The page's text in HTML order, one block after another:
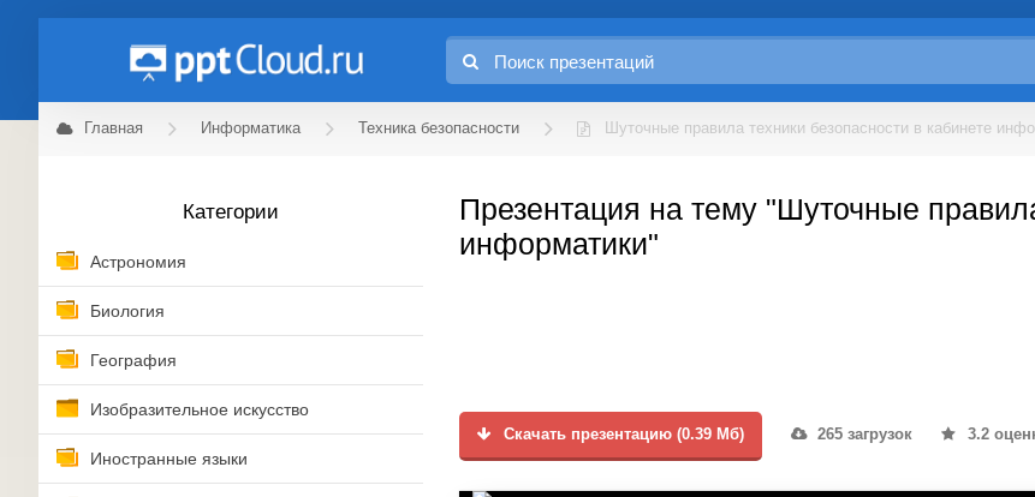
Главная Информатика Техника безопасности Шуточные правила техники безопасности в кабинете
Категории
Астрономия
Биология
География
Изобразительное искусство
Иностранные языки
Презентация на тему "Шуточные
информатики"
Скачать презентацию (0.39 Мб) 265 загрузок 3.2